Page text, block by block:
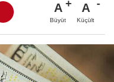
A
Büyüt
A
Küçült